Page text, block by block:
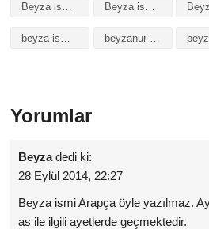
Beyza isminin baş harfleriyle şiir Beyza isminin kökeni
Yorumlar
Beyza dedi ki:
28 Eylül 2014, 22:27
Beyza ismi Arapça öyle yazılmaz.
as ile ilgili ayetlerde geçmektedir.